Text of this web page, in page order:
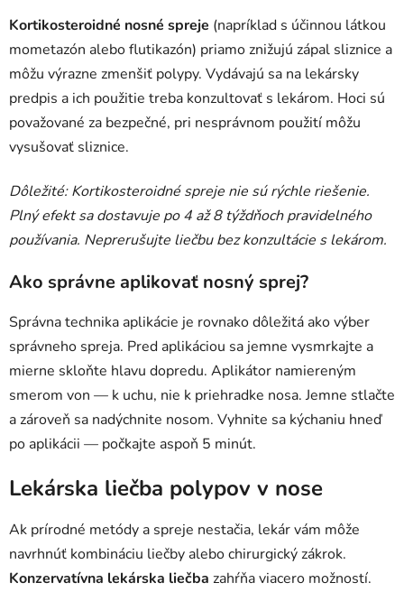
Kortikosteroidné nosné spreje (napríklad s účinnou látkou
mometazón alebo flutikazón) priamo znižujú zápal sliznice a
môžu výrazne zmenšiť polypy. Vydávajú sa na lekársky
predpis a ich použitie treba konzultovať s lekárom. Hoci sú
považované za bezpečné, pri nesprávnom použití môžu
vysušovať sliznice.
Dôležité: Kortikosteroidné spreje nie sú rýchle riešenie.
Plný efekt sa dostavuje po 4 až 8 týždňoch pravidelného
používania. Neprerušujte liečbu bez konzultácie s lekárom.
Ako správne aplikovať nosný sprej?
Správna technika aplikácie je rovnako dôležitá ako výber
správneho spreja. Pred aplikáciou sa jemne vysmrkajte a
mierne skloňte hlavu dopredu. Aplikátor namiereným
smerom von — k uchu, nie k priehradke nosa. Jemne stlačte
a zároveň sa nadýchnite nosom. Vyhnite sa kýchaniu hneď
po aplikácii — počkajte aspoň 5 minút.
Lekárska liečba polypov v nose
Ak prírodné metódy a spreje nestačia, lekár vám môže
navrhnúť kombináciu liečby alebo chirurgický zákrok.
Konzervatívna lekárska liečba zahŕňa viacero možností.